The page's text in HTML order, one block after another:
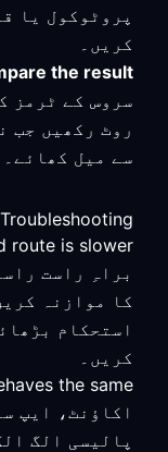
پروٹوکول یا
کریں۔
the result
سروس کے ٹرمز
روٹ رکھیں جب
سے میل کھائے۔
Troubleshooting
route is slower
کا موازنہ
استحکام
کریں۔
the same
پالیسی الگ